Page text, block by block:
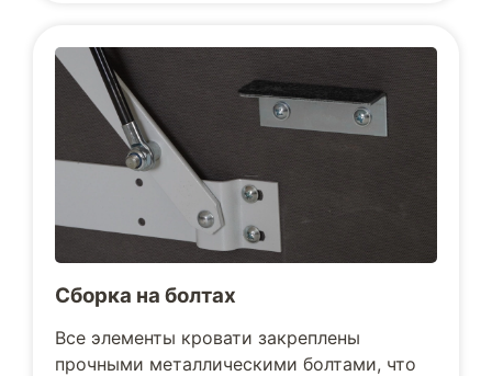
Сборка на болтах
Все элементы кровати закреплены
прочными металлическими болтами, что